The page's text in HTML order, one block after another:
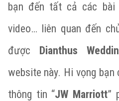
bạn đến tất cả các bài
video… liên quan đến
được Dianthus
website này. Hi vọng
thông tin “JW Marriott”